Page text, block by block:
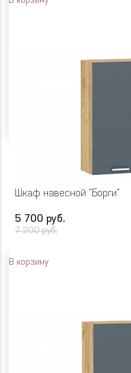
Шкаф навесной "Борги"
5 700 руб.
7 200 руб.
В корзину